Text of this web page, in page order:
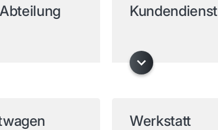
Kundendienst
Werkstatt